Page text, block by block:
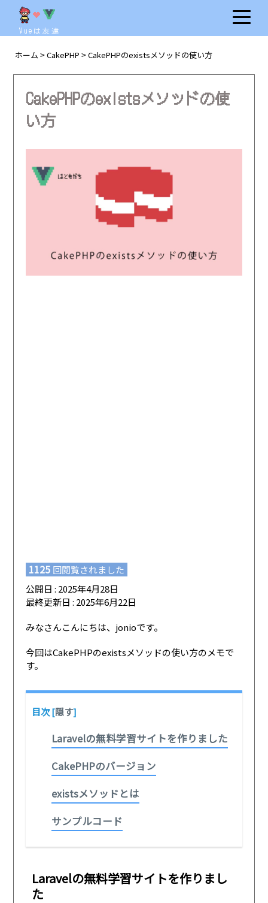
Vueは友達
ホーム > CakePHP > CakePHPのexistsメソッドの使い方
CakePHPのexistsメソッドの使
い方
1125 回閲覧されました
公開日 : 2025年4月28日
最終更新日 : 2025年6月22日
みなさんこんにちは、jonioです。
今回はCakePHPのexistsメソッドの使い方のメモで
す。
目次[隠す]
Laravelの無料学習サイトを作りました
CakePHPのバージョン
existsメソッドとは
サンプルコード
Laravelの無料学習サイトを作りまし
た